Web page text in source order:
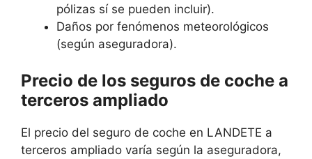
pólizas sí se pueden incluir).
Daños por fenómenos meteorológicos
(según aseguradora).
Precio de los seguros de coche a
terceros ampliado
El precio del seguro de coche en LANDETE a
terceros ampliado varía según la aseguradora,